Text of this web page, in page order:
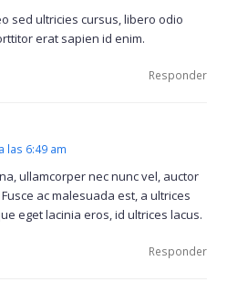
sed ultricies cursus, libero odio
erat sapien id enim.
Responder
las 6:49 am
ullamcorper nec nunc vel, auctor
ac malesuada est, a ultrices
eget lacinia eros, id ultrices lacus.
Responder